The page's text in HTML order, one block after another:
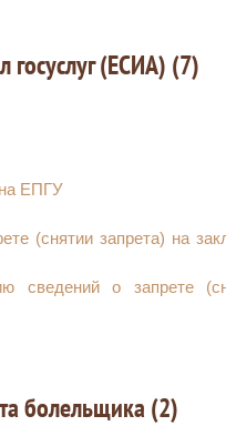
госуслуг (ЕСИА) (7)
ЕПГУ
(снятии запрета) на
сведений о запрете
договоров об
болельщика (2)